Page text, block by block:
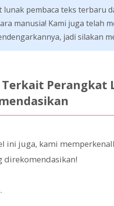
lunak pembaca teks terbaru
manusia! Kami juga telah
jadi silakan
Perangkat
ini juga, kami
direkomendasikan!